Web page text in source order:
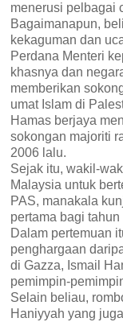
menerusi pelbagai
Bagaimanapun,
kekaguman dan
Perdana Menteri
khasnya dan
memberikan
umat Islam di
Hamas berjaya
sokongan majoriti
2006 lalu.
Sejak itu, wakil-
Malaysia untuk
PAS, manakala
pertama bagi
Dalam pertemuan
penghargaan
di Gazza, Ismail
pemimpin-
Selain beliau,
Haniyyah yang